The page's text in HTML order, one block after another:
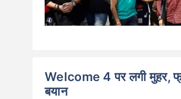
Welcome 4 पर लगी मुहर,
बयान